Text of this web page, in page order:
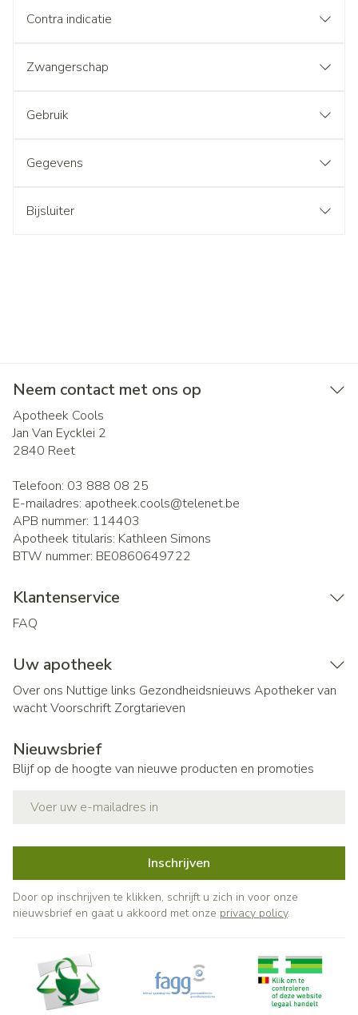
Contra indicatie
Zwangerschap
Gebruik
Gegevens
Bijsluiter
Neem contact met ons op
Apotheek Cools
Jan Van Eycklei 2
2840 Reet
Telefoon: 03 888 08 25
E-mailadres: apotheek.cools@telenet.be
APB nummer: 114403
Apotheek titularis: Kathleen Simons
BTW nummer: BE0860649722
Klantenservice
FAQ
Uw apotheek
Over ons Nuttige links Gezondheidsnieuws Apotheker van
wachtVoorschrift Zorgtarieven
Nieuwsbrief
Blijf op de hoogte van nieuwe producten en promoties
Inschrijven
Door op inschrijven te klikken, schrijft u zich in voor onze
nieuwsbrief en gaat u akkoord met onze privacy policy.